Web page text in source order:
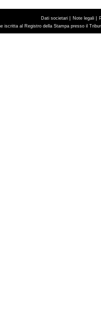
Dati societari | Note legali |
iscritta al Registro della Stampa presso il